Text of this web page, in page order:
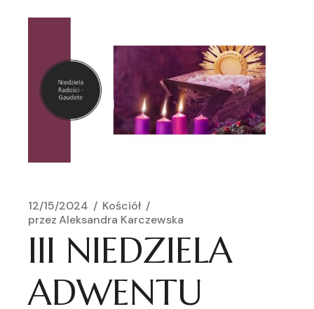
12/15/2024
Kościół
przez Aleksandra Karczewska
III NIEDZIELA
ADWENTU